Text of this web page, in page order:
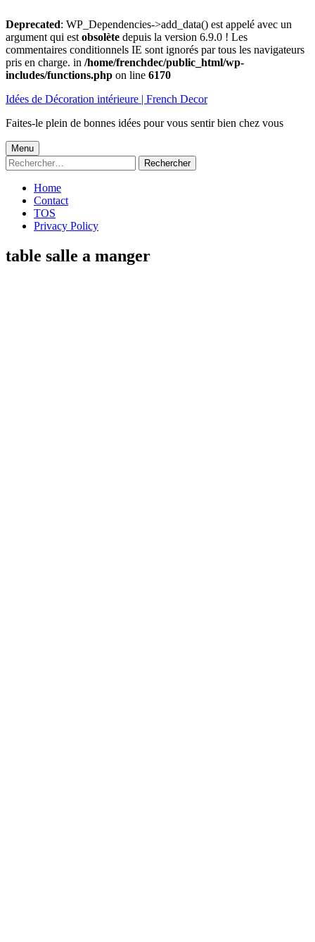
Deprecated: WP_Dependencies->add_data() est appelé avec un
argument qui est obsolète depuis la version 6.9.0 ! Les
commentaires conditionnels IE sont ignorés par tous les navigateurs
pris en charge. in /home/frenchdec/public_html/wp-
includes/functions.php on line 6170
au
Idées de Décoration intérieure | French Decor
Faites-le plein de bonnes idées pour vous sentir bien chez vous
Menu
principal
Menu
Rechercher :
Home
Contact
TOS
Privacy Policy
table salle a manger